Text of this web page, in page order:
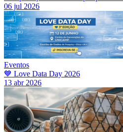
06 jul 2026
Eventos
💙 Love Data Day 2026
13 abr 2026